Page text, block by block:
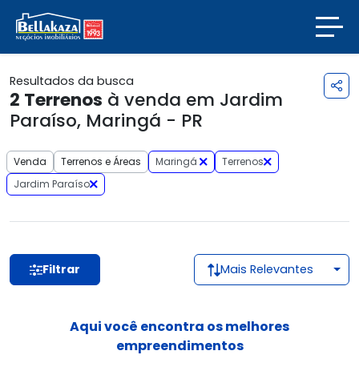
Resultados da busca
2 Terrenos à venda em Jardim
Paraíso, Maringá - PR
Venda Terrenos e Áreas Maringá
Terrenos
Jardim Paraíso
Filtrar Mais Relevantes
Aqui você encontra os melhores
empreendimentos